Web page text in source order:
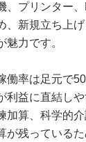
、プリンター
、新規立ち上
魅力です。
働率は足元で
利益に直結し
加算、科学的
が残っている